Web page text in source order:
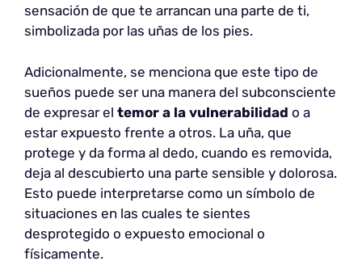
sensación de que te arrancan una parte de ti,
simbolizada por las uñas de los pies.
Adicionalmente, se menciona que este tipo de
sueños puede ser una manera del subconsciente
de expresar el temor a la vulnerabilidad o a
estar expuesto frente a otros. La uña, que
protege y da forma al dedo, cuando es removida,
deja al descubierto una parte sensible y dolorosa.
Esto puede interpretarse como un símbolo de
situaciones en las cuales te sientes
desprotegido o expuesto emocional o
físicamente.